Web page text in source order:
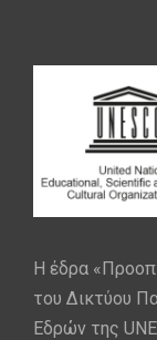
Η έδρα
του Δικτύου
Εδρών της